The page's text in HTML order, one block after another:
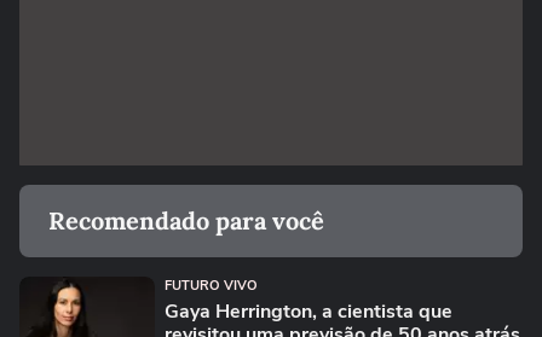
Recomendado para você
FUTURO VIVO
Gaya Herrington, a cientista que